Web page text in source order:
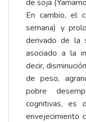
de soja
En cambio, el
semana) y
derivado de la
asociado a la
decir,
de peso,
pobre
cognitivas, es
envejecimiento